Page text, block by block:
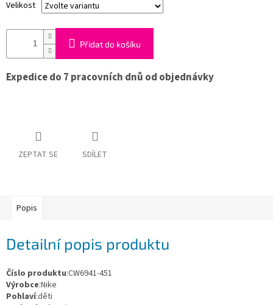
Obchodní
Tabulky
Značky
Velikost
Přidat do košíku
Expedice do 7 pracovních dnů od objednávky
ZEPTAT SE SDÍLET
Popis
Detailní popis produktu
Číslo produktu:CW6941-451
Výrobce:Nike
Pohlaví:děti